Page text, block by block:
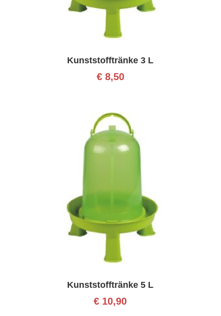
Kunststofftränke 3 L
€8,50
Kunststofftränke 5 L
€ 10,90